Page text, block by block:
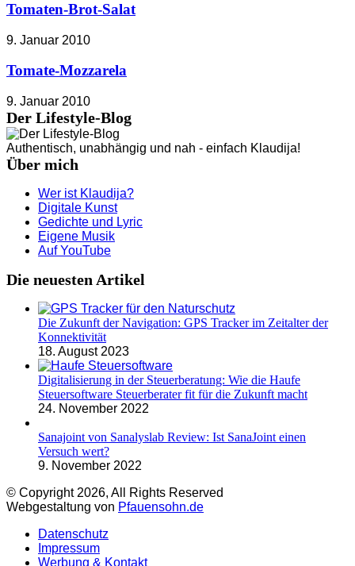
Tomaten-Brot-Salat
9. Januar 2010
Tomate-Mozzarela
9. Januar 2010
Der Lifestyle-Blog
Authentisch, unabhängig und nah - einfach Klaudija!
Über mich
Wer ist Klaudija?
Digitale Kunst
Gedichte und Lyric
Eigene Musik
Auf YouTube
Die neuesten Artikel
Die Zukunft der Navigation: GPS Tracker im Zeitalter der
Konnektivität
18. August 2023
Digitalisierung in der Steuerberatung: Wie die Haufe
Steuersoftware Steuerberater fit für die Zukunft macht
24. November 2022
Sanajoint von Sanalyslab Review: Ist SanaJoint einen
Versuch wert?
9. November 2022
© Copyright 2026, All Rights Reserved
Webgestaltung von Pfauensohn.de
Datenschutz
Impressum
Werbung & Kontakt